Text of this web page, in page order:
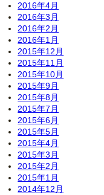
2016年4月
2016年3月
2016年2月
2016年1月
2015年12月
2015年11月
2015年10月
2015年9月
2015年8月
2015年7月
2015年6月
2015年5月
2015年4月
2015年3月
2015年2月
2015年1月
2014年12月